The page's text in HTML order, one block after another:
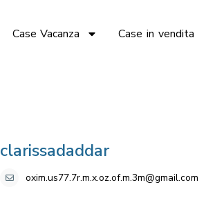
Case Vacanza Case in vendita
clarissadaddar
oxim.us77.7r.m.x.oz.of.m.3m@gmail.com